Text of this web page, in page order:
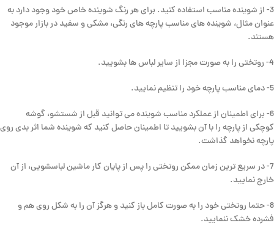
3- از شوینده مناسب استفاده کنید. برای هر رنگ شوینده خاص خود وجود دارد به
عنوان مثال، شوینده های مناسب پارچه های رنگی، مشکی و سفید در بازار موجود
هستند.
4- روتختی را به صورت مجزا از سایر لباس ها بشویید.
5- دمای مناسب پارچه خود را تنظیم نمایید.
6- برای اطمینان از عملکرد مناسب شوینده می توانید قبل از شستشو، گوشه
کوچکی از پارچه را با آن بشویید تا اطمینان حاصل کنید که شوینده شما اثر بدی روی
پارچه نخواهد گذاشت.
7- در سریع ترین زمان ممکن روتختی را پس از پایان کار ماشین لباسشویی، از آن
خارج نمایید.
8- حتما روتختی خود را به صورت کامل باز کنید و هرگز آن را به شکل روی هم و
فشرده خشک ننمایید.